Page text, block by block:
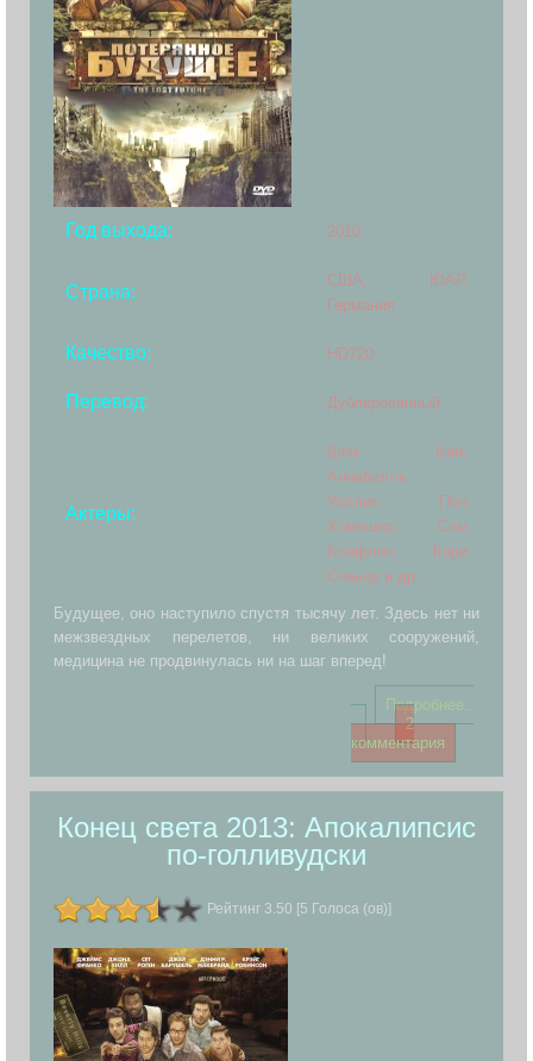
Год выхода: 2010
Страна:
США, ЮАР,
Германия
Качество: HD720
Перевод: Дублированный
Актеры:
Шон Бин,
Аннабелль
Уоллис, Пол
Хэмпшир, Сэм
Клафлин, Кори
Севьер и др..
Будущее, оно наступило спустя тысячу лет. Здесь нет ни
межзвездных перелетов, ни великих сооружений,
медицина не продвинулась ни на шаг вперед!
Подробнее..
.
2
комментария
Конец света 2013: Апокалипсис
по-голливудски
Рейтинг 3.50 [5 Голоса (ов)]